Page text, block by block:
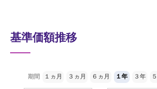
基準価額推移
期間 １ヵ月 ３ヵ月 ６ヵ月 １年 ３年